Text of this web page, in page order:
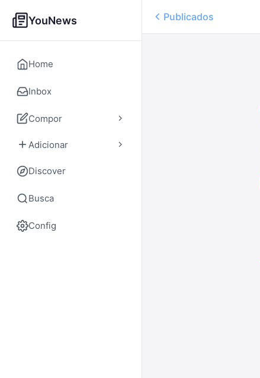
YouNews
Home
Inbox
Compor
Adicionar
Discover
Busca
Config
Publicados